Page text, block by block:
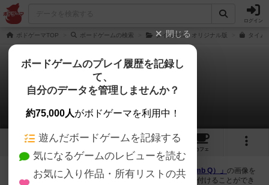
ログイン
ボドゲーマTOP ボードゲームの検索 タイムボム：オリジナル版 タイム
タイムボムQ
2件の画像
2 1 7
カフェ
ボドゲーマにログインすると、 「タイムボムQ（Time Bomb Q）」 の画像を
アップロード出来たり、他のユーザーの投稿画像に評価を付けることができ
閉じる
ボードゲームのプレイ履歴を記録し
て、
自分のデータを管理しませんか？
約75,000人がボドゲーマを利用中！
遊んだボードゲームを記録する
気になるゲームのレビューを読む
お気に入り作品・所有リストの共